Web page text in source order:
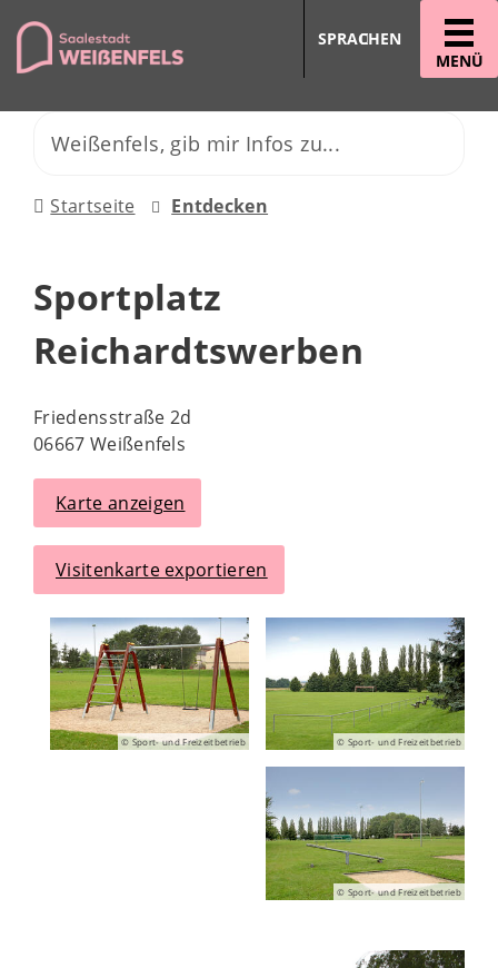
MENÜ
SPRACHEN
Startseite Entdecken
Sportplatz
Reichardtswerben
Friedensstraße 2d
06667 Weißenfels
Karte anzeigen
Visitenkarte exportieren
© Sport- und Freizeitbetrieb
© Sport- und Freizeitbetrieb
© Sport- und Freizeitbetrieb